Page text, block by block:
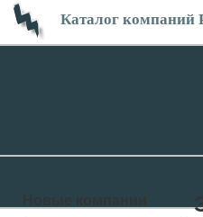
Каталог компаний